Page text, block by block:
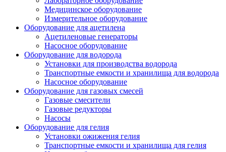
Медицинское оборудование
Измерительное оборудование
Оборудование для ацетилена
Ацетиленовые генераторы
Насосное оборудование
Оборудование для водорода
Установки для производства водорода
Транспортные емкости и хранилища для водорода
Насосное оборудование
Оборудование для газовых смесей
Газовые смесители
Газовые редукторы
Насосы
Оборудование для гелия
Установки ожижения гелия
Транспортные емкости и хранилища для гелия